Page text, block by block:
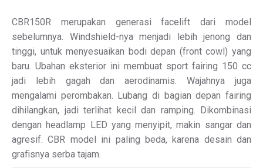
CBR150R merupakan generasi facelift dari model
sebelumnya. Windshield-nya menjadi lebih jenong dan
tinggi, untuk menyesuaikan bodi depan (front cowl) yang
baru. Ubahan eksterior ini membuat sport fairing 150 cc
jadi lebih gagah dan aerodinamis. Wajahnya juga
mengalami perombakan. Lubang di bagian depan fairing
dihilangkan, jadi terlihat kecil dan ramping. Dikombinasi
dengan headlamp LED yang menyipit, makin sangar dan
agresif. CBR model ini paling beda, karena desain dan
grafisnya serba tajam.